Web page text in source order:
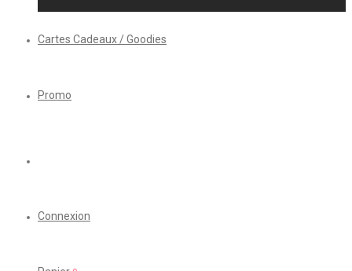
Cartes Cadeaux / Goodies
Promo
Connexion